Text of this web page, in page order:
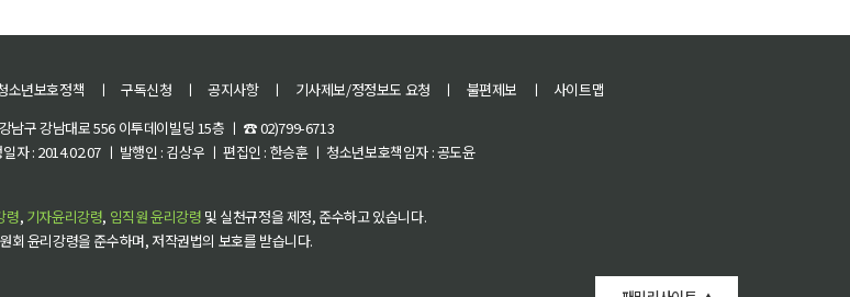
소년보호정책 ㅣ 구독신청 ㅣ 공지사항 ㅣ 기사제보/정정보도 요청 ㅣ 불편제보 ㅣ
사이트맵
남구 강남대로 556 이투데이빌딩 15층 ㅣ ☎ 02)799-6713
자 : 2014.02.07 ㅣ 발행인 : 김상우 ㅣ 편집인 : 한승훈 ㅣ 청소년보호책임자 : 공도윤
령, 기자윤리강령, 임직원 윤리강령 및 실천규정을 제정, 준수하고 있습니다.
회 윤리강령을 준수하며, 저작권법의 보호를 받습니다.